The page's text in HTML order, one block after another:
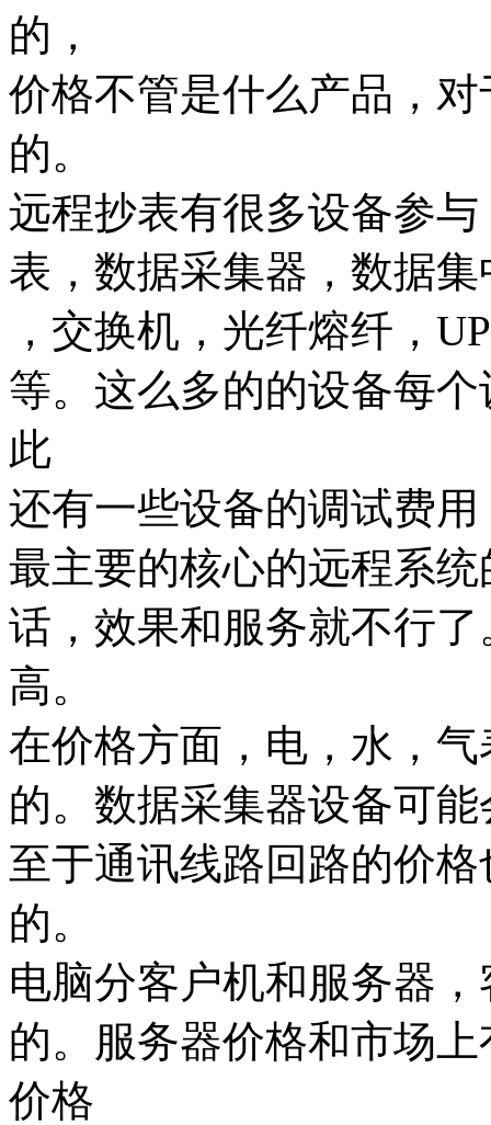
的，
价格不管是什么产品，
的。
远程抄表有很多设备参
表，数据采集器，数据
，交换机，光纤熔纤，
等。这么多的的设备每
此
还有一些设备的调试费
最主要的核心的远程系
话，效果和服务就不行
高。
在价格方面，电，水，
的。数据采集器设备可
至于通讯线路回路的价
的。
电脑分客户机和服务器
的。服务器价格和市场
价格